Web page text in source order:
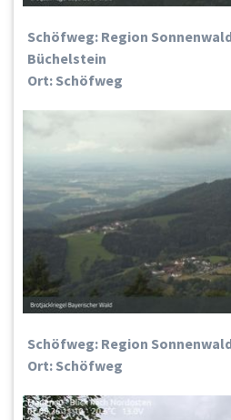
Schöfweg: Region
Büchelstein
Ort: Schöfweg
Schöfweg: Region
Ort: Schöfweg